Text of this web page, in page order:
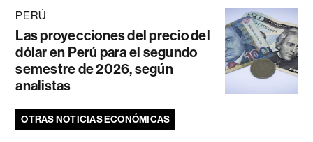
PERÚ
Las proyecciones del precio del
dólar en Perú para el segundo
semestre de 2026, según
analistas
OTRAS NOTICIAS ECONÓMICAS